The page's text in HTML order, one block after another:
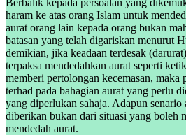
haram ke atas orang Islam untuk
aurat orang lain kepada orang bukan
batasan yang telah digariskan menurut
demikian, jika keadaan terdesak
terpaksa mendedahkan aurat seperti
memberi pertolongan kecemasan, maka
terhad pada bahagian aurat yang perlu
yang diperlukan sahaja. Adapun senario
diberikan bukan dari situasi yang boleh
mendedah aurat.